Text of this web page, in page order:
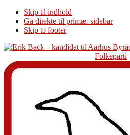
Skip til indhold
Gå direkte til primær sidebar
Skip to footer
Additional
menu